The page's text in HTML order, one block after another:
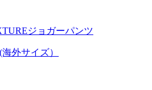
ジョガーパンツ
外サイズ）